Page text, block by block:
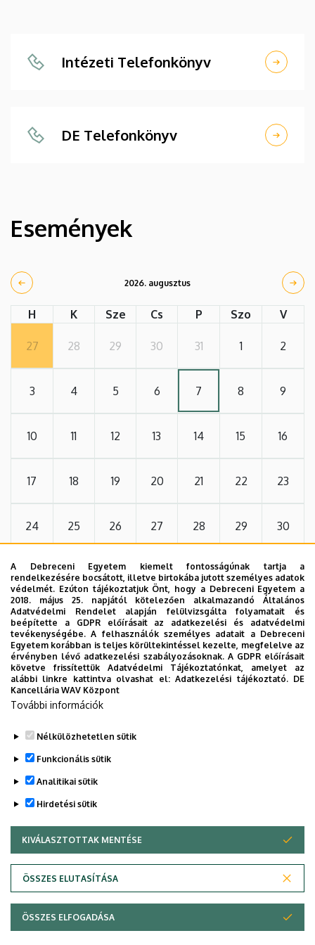
Intézeti Telefonkönyv
DE Telefonkönyv
Események
2026. augusztus
H K Sze Cs P Szo V
27 28 29 30 31 1 2
3 4 5 6 7 8 9
10 11 12 13 14 15 16
17 18 19 20 21 22 23
24 25 26 27 28 29 30
31 1 2 3 4 5 6
2026. szeptember 19.
ÁOK-diplomaosztó ünnepség
Az Általános Orvostudományi Kar szeptember 19-
én, szombaton 11 órától tartja nyári diplomaosztó
ünnepségét a Főépület Díszudvarán. A Multimédia
élőben közvetíti az oklevélátadót.
Adatvédelem
Szerzői jog © 2026 Unideb
A Debreceni Egyetem kiemelt fontosságúnak tartja a
rendelkezésére bocsátott, illetve birtokába jutott személyes adatok
védelmét. Ezúton tájékoztatjuk Önt, hogy a Debreceni Egyetem a
2018. május 25. napjától kötelezően alkalmazandó Általános
Adatvédelmi Rendelet alapján felülvizsgálta folyamatait és
beépítette a GDPR előírásait az adatkezelési és adatvédelmi
tevékenységébe. A felhasználók személyes adatait a Debreceni
Egyetem korábban is teljes körültekintéssel kezelte, megfelelve az
érvényben lévő adatkezelési szabályozásoknak. A GDPR előírásait
követve frissítettük Adatvédelmi Tájékoztatónkat, amelyet az
alábbi linkre kattintva olvashat el:Adatkezelési tájékoztató. DE
Kancellária WAV Központ
További információk
Nélkülözhetetlen sütik
Funkcionális sütik
Analitikai sütik
Hirdetési sütik
KIVÁLASZTOTTAK MENTÉSE
ÖSSZES ELUTASÍTÁSA
WITHDRAW CONSENT
ÖSSZES ELFOGADÁSA